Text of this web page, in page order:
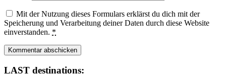
Mit der Nutzung dieses Formulars erklärst du dich mit der
Speicherung und Verarbeitung deiner Daten durch diese Website
einverstanden. *
LAST destinations: